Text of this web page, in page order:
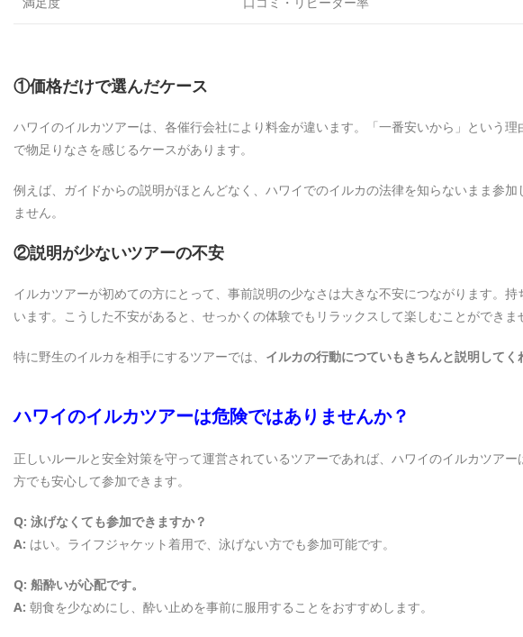
①価格だけで選んだケース
ハワイのイルカツアーは、各催行会社により料金が違います。「一番安いから」という
で物足りなさを感じるケースがあります。
例えば、ガイドからの説明がほとんどなく、ハワイでのイルカの法律を知らないまま参
ません。
②説明が少ないツアーの不安
イルカツアーが初めての方にとって、事前説明の少なさは大きな不安につながります。
います。こうした不安があると、せっかくの体験でもリラックスして楽しむことができま
特に野生のイルカを相手にするツアーでは、 イルカの行動につていもきちんと説明してく
ハワイのイルカツアーは危険ではありませんか？
正しいルールと安全対策を守って運営されているツアーであれば、ハワイのイルカツア
方でも安心して参加できます。
Q: 泳げなくても参加できますか？
A: はい。ライフジャケット着用で、泳げない方でも参加可能です。
Q: 船酔いが心配です。
A: 朝食を少なめにし、酔い止めを事前に服用することをおすすめします。